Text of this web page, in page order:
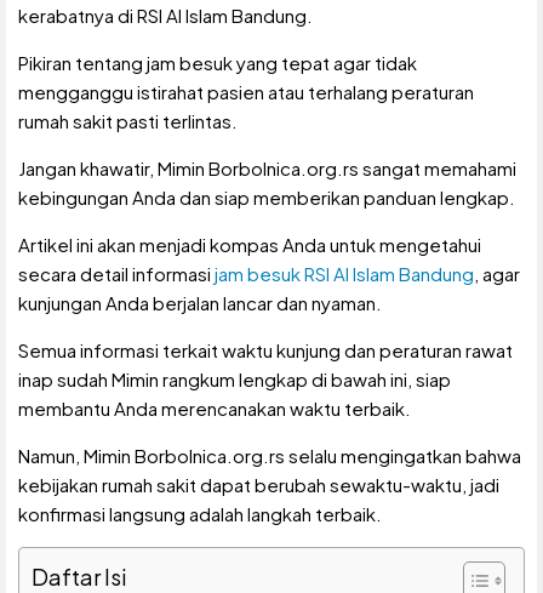
kerabatnya di RSI Al Islam Bandung.
Pikiran tentang jam besuk yang tepat agar tidak
mengganggu istirahat pasien atau terhalang peraturan
rumah sakit pasti terlintas.
Jangan khawatir, Mimin Borbolnica.org.rs sangat memahami
kebingungan Anda dan siap memberikan panduan lengkap.
Artikel ini akan menjadi kompas Anda untuk mengetahui
secara detail informasi jam besuk RSI Al Islam Bandung, agar
kunjungan Anda berjalan lancar dan nyaman.
Semua informasi terkait waktu kunjung dan peraturan rawat
inap sudah Mimin rangkum lengkap di bawah ini, siap
membantu Anda merencanakan waktu terbaik.
Namun, Mimin Borbolnica.org.rs selalu mengingatkan bahwa
kebijakan rumah sakit dapat berubah sewaktu-waktu, jadi
konfirmasi langsung adalah langkah terbaik.
Daftar Isi